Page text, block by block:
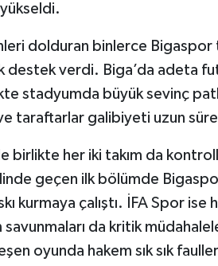
dolduran binlerce Bigaspor
destek verdi. Biga’da adeta
stadyumda büyük sevinç
taraftarlar galibiyeti uzun
birlikte her iki takım da
geçen ilk bölümde
kurmaya çalıştı. İFA Spor ise
savunmaları da kritik
oyunda hakem sık sık